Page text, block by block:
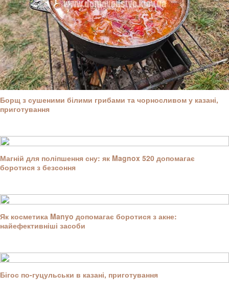
Борщ з сушеними білими грибами та чорносливом у казані,
приготування
Магній для поліпшення сну: як Magnox 520 допомагає
боротися з безсоння
Як косметика Manyo допомагає боротися з акне:
найефективніші засоби
Бігос по-гуцульськи в казані, приготування